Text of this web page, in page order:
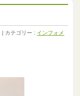
カテゴリー : インフォメ